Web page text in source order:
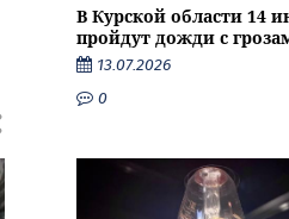
В Курской области 14
пройдут дожди с
13.07.2026
0